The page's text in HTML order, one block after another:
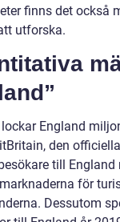
finns det också
utforska.
England
den
till
för
Dessutom